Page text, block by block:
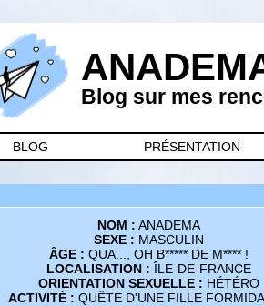
Blog sur mes
BLOG PRÉSENTATION
NOM : ANADEMA
SEXE : MASCULIN
ÂGE : QUA..., OH B***** DE M**** !
LOCALISATION : ÎLE-DE-FRANCE
ORIENTATION SEXUELLE : HÉTÉRO
ACTIVITÉ : QUÊTE D'UNE FILLE